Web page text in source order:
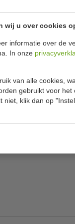
wij u over cookies
informatie over de
In onze
van alle cookies,
gebruikt voor het
niet, klik dan op
dit via
B x D x H
Materiaal